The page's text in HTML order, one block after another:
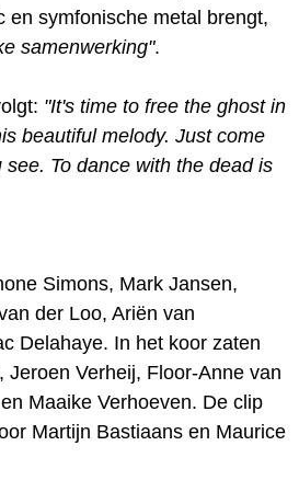
en symfonische metal brengt,
samenwerking".
"It's time to free the ghost in
beautiful melody. Just come
see. To dance with the dead is
Simons, Mark Jansen,
der Loo, Ariën van
Delahaye. In het koor zaten
Jeroen Verheij, Floor-Anne van
Maaike Verhoeven. De clip
Martijn Bastiaans en Maurice